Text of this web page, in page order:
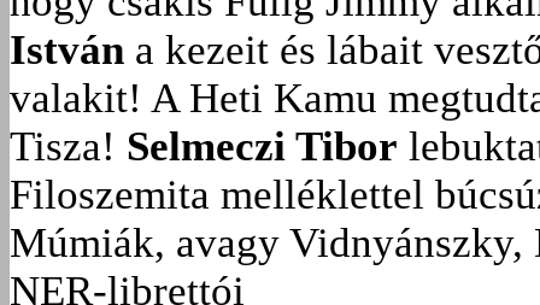
István a kezeit és lábait
valakit! A Heti Kamu
Tisza! Selmeczi Tibor
Filoszemita melléklettel
Múmiák, avagy Vidnyánszky,
NER-librettói